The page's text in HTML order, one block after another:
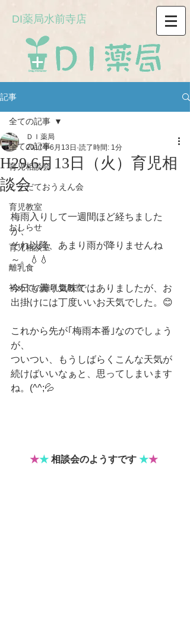
DI薬局水前寺店
記事
全ての記事
育児相談会
こそだておうえん会
育児教室
おしらせ
育児相談室
離乳食
初めての離乳食教室
全ての記事
H29.6月13日（火）育児相
談会
ＤＩ薬局
2017年6月13日 読了時間: 1分
梅雨入りして一週間ほど経ちました
が、
それ以降、あまり雨が降りませんね
～。💧💧
今日も曇り気味ではありましたが、お
出掛けには丁度いいお天気でした。😊
これから先が｢梅雨本番｣なのでしょう
が、
ついつい、もうしばらくこんな天気が
続けばいいなぁと、思ってしまいます
ね。(^^;💦
★★ 相談会のようすです ★★